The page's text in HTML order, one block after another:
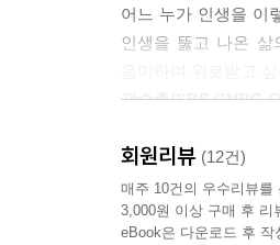
그러다 동아일보에
이 책은 그동안 그
어느 누가 인생을 이
인생을 뚫고 나온
곽수종(SBS CNBC
회원리뷰 (12건)
매주 10건의 우수리뷰
3,000원 이상 구매 후 리
eBook은 다운로드 후